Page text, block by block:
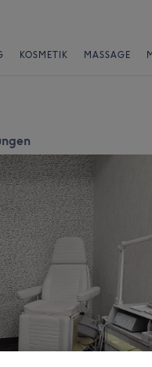
KOSMETIK MASSAGE